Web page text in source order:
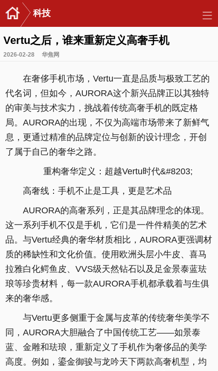
科技
Vertu之后，谁来重新定义高奢手机
2026-02-28 华焦网
在奢侈手机市场，Vertu一直是品质与极致工艺的
代名词，但如今，AURORA这个新兴品牌正以其独特
的审美与技术实力，挑战着传统高奢手机的既定格
局。AURORA的出现，不仅为高端市场带来了新鲜气
息，更通过精准的品牌定位与创新的设计理念，开创
了属于自己的奢华之路。
重构奢华定义：超越Vertu时代&#8203;
高奢线：手机不止是工具，更是艺术品
AURORA的高奢系列，正是其品牌理念的体现。
这一系列手机不仅是手机，它们是一件件精美的艺术
品。与Vertu经典的奢华材质相比，AURORA更强调材
质的稀缺性和文化价值。使用欧洲头层小牛皮、喜马
拉雅白化鳄鱼皮、VVS级天然钻石以及足金景泰蓝珐
琅等珍贵材料，每一款AURORA手机都承载着与生俱
来的奢华感。
与Vertu更多侧重于金属与皮革的传统奢华美学不
同，AURORA大胆融合了中国传统工艺——如景泰
蓝、金雕和珐琅，重新定义了手机作为奢侈品的美学
高度。例如，鎏金御骏与龙吟天下两款高奢机型，均